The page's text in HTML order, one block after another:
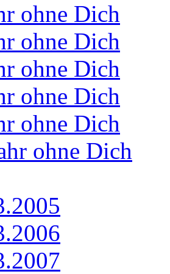
ohne Dich
ohne Dich
ohne Dich
ohne Dich
ohne Dich
ohne Dich